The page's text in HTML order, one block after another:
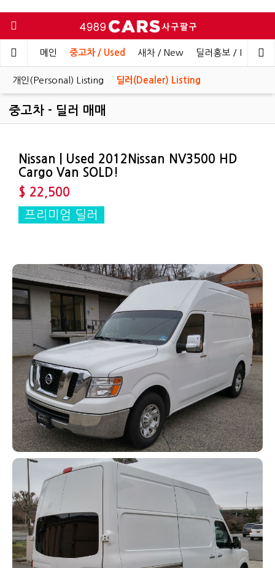
메인 중고차 / Used 새차 / New 딜러홍보 / Dealer
개인(Personal) Listing 딜러(Dealer) Listing
중고차 - 딜러 매매
Nissan | Used 2012Nissan NV3500 HD
Cargo Van SOLD!
$ 22,500
프리미엄 딜러